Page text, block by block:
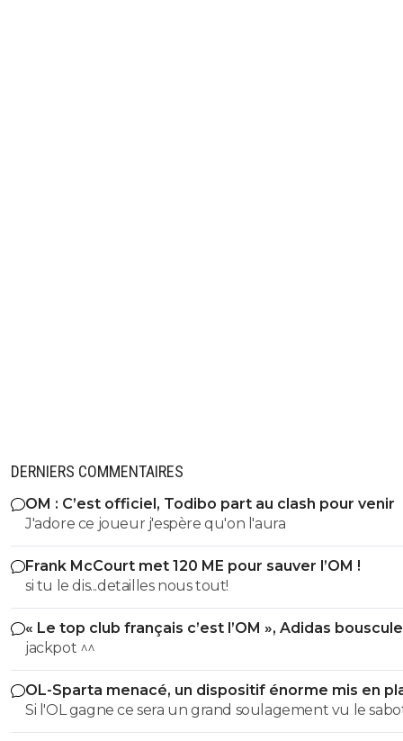
DERNIERS COMMENTAIRES
OM : C’est officiel, Todibo part au clash pour venir
J'adore ce joueur j'espère qu'on l'aura
Frank McCourt met 120 ME pour sauver l’OM !
si tu le dis...detailles nous tout!
« Le top club français c’est l’OM », Adidas
PSG
jackpot ^^
OL-Sparta menacé, un dispositif énorme mis en
Si l'OL gagne ce sera un grand soulagement vu le
incroyable du farfelu sans froc Fonseca au match allé.